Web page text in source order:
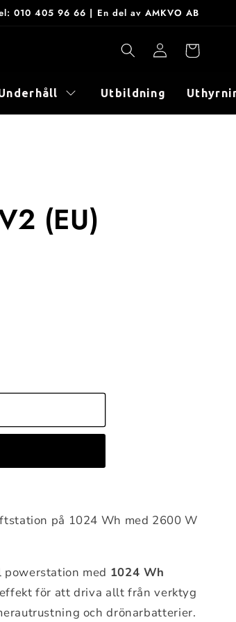
010 405 96 66 | En del av AMKVO AB
Utbildning
Logga
Varukorg
(EU)
på 1024 Wh med 2600 W
powerstation med 1024 Wh
för att driva allt från verktyg
och drönarbatterier.